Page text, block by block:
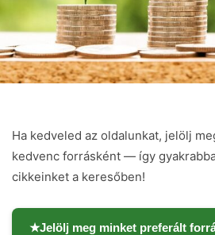
Ha kedveled az oldalunkat, jelölj
kedvenc forrásként — így
cikkeinket a keresőben!
★Jelölj meg minket preferált